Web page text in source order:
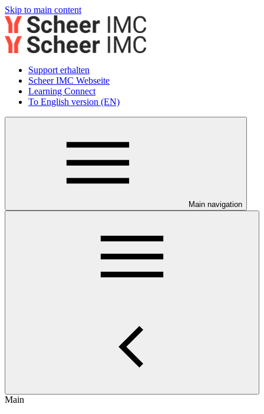
Skip to main content
Support erhalten
Scheer IMC Webseite
Learning Connect
To English version (EN)
Main navigation
Main